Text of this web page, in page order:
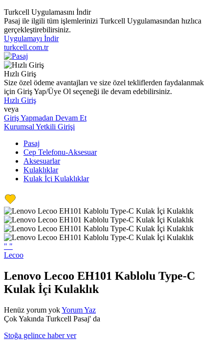
Turkcell Uygulamasını İndir
Pasaj ile ilgili tüm işlemlerinizi Turkcell Uygulamasından hızlıca
gerçekleştirebilirsiniz.
Uygulamayı İndir
turkcell.com.tr
Hızlı Giriş
Size özel ödeme avantajları ve size özel tekliflerden faydalanmak
için Giriş Yap/Üye Ol seçeneği ile devam edebilirsiniz.
Hızlı Giriş
veya
Giriş Yapmadan Devam Et
Kurumsal Yetkili Girişi
Pasaj
Cep Telefonu-Aksesuar
Aksesuarlar
Kulaklıklar
Kulak İçi Kulaklıklar
" "
Lecoo
Lenovo Lecoo EH101 Kablolu Type-C
Kulak İçi Kulaklık
Henüz yorum yokYorum Yaz
Çok Yakında Turkcell Pasaj' da
Stoğa gelince haber ver